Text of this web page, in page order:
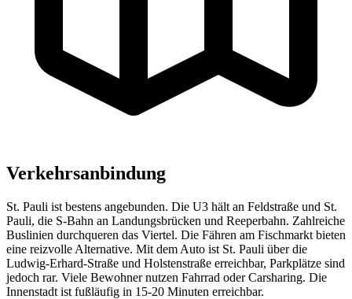
Verkehrsanbindung
St. Pauli ist bestens angebunden. Die U3 hält an Feldstraße und St.
Pauli, die S-Bahn an Landungsbrücken und Reeperbahn. Zahlreiche
Buslinien durchqueren das Viertel. Die Fähren am Fischmarkt bieten
eine reizvolle Alternative. Mit dem Auto ist St. Pauli über die
Ludwig-Erhard-Straße und Holstenstraße erreichbar, Parkplätze sind
jedoch rar. Viele Bewohner nutzen Fahrrad oder Carsharing. Die
Innenstadt ist fußläufig in 15-20 Minuten erreichbar.